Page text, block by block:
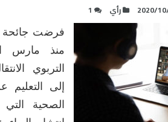
2020/ رأي 1
فرضت جائحة
منذ مارس
التربوي
إلى التعليم
الصحية